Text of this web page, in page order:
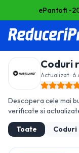
ePantofi -
Coduri
Actualizat: 6
Descopera cele mai
verificate si
Toate
Coduri